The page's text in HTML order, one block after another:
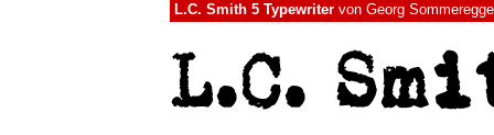
L.C. Smith 5 Typewriter von Georg